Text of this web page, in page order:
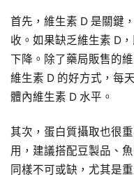
首先，維生素 D 是關鍵
收。如果缺乏維生素 D
下降。除了藥局販售的
維生素 D 的好方式，每
體內維生素 D 水平。
其次，蛋白質攝取也很
用，建議搭配豆製品、
同樣不可或缺，尤其是